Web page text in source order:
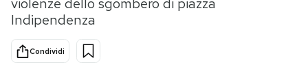
Economia
Sport
violenze dello sgombero di piazza
Indipendenza
Condividi